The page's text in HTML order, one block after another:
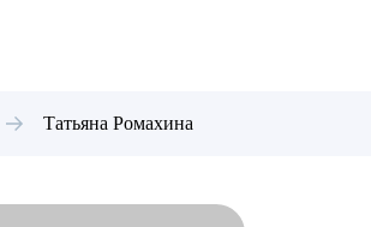
Татьяна Ромахина